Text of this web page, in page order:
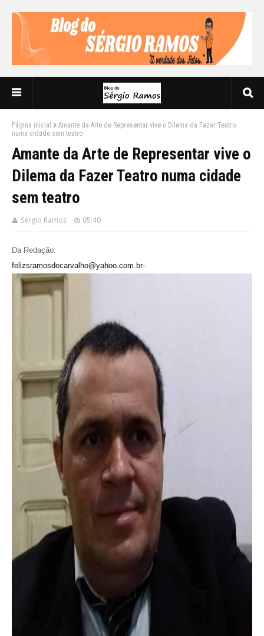
Página inicial
Amante da Arte de Representar vive o Dilema da Fazer Teatro
numa cidade sem teatro
Amante da Arte de Representar vive o
Dilema da Fazer Teatro numa cidade
sem teatro
Sérgio Ramos 05:40
Da Redação:
felizsramosdecarvalho@yahoo.com.br-